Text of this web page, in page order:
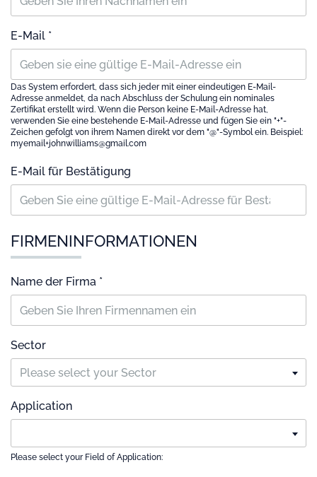
E-Mail *
Das System erfordert, dass sich jeder mit einer eindeutigen E-Mail-
Adresse anmeldet, da nach Abschluss der Schulung ein nominales
Zertifikat erstellt wird. Wenn die Person keine E-Mail-Adresse hat,
verwenden Sie eine bestehende E-Mail-Adresse und fügen Sie ein "+"-
Zeichen gefolgt von ihrem Namen direkt vor dem "@"-Symbol ein. Beispiel:
myemail+johnwilliams@gmail.com
E-Mail für Bestätigung
FIRMENINFORMATIONEN
Name der Firma *
Sector
Please select your Sector
Application
Please select your Field of Application: